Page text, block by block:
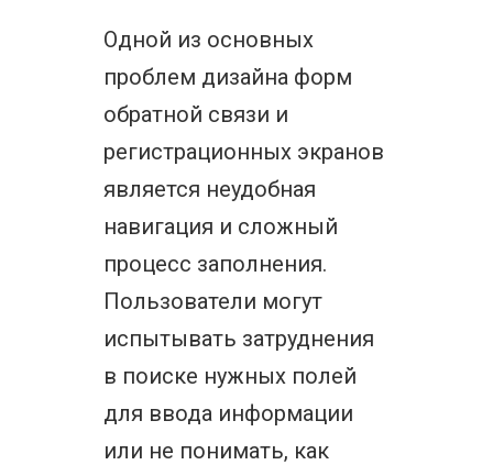
Одной из основных
проблем дизайна форм
обратной связи и
регистрационных экранов
является неудобная
навигация и сложный
процесс заполнения.
Пользователи могут
испытывать затруднения
в поиске нужных полей
для ввода информации
или не понимать, как